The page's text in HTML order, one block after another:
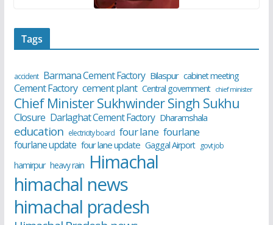
Tags
accident Barmana Cement Factory Bilaspur cabinet meeting
Cement Factory cement plant Central government chief minister
Chief Minister Sukhwinder Singh Sukhu
Closure Darlaghat Cement Factory Dharamshala
education electricity board four lane fourlane
fourlane update four lane update Gaggal Airport govt job
hamirpur heavy rain Himachal
himachal news
himachal pradesh